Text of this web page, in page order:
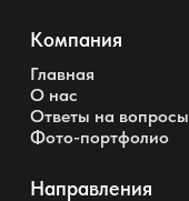
Компания
Главная
О нас
Ответы на вопросы
Фото-портфолио
Направления